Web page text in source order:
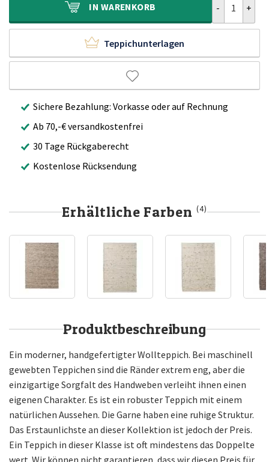
IN WARENKORB
Teppichunterlagen
Sichere Bezahlung: Vorkasse oder auf Rechnung
Ab 70,-€ versandkostenfrei
30 Tage Rückgaberecht
Kostenlose Rücksendung
Erhältliche Farben(4)
Produktbeschreibung
Ein moderner, handgefertigter Wollteppich. Bei maschinell
gewebten Teppichen sind die Ränder extrem eng, aber die
einzigartige Sorgfalt des Handweben verleiht ihnen einen
eigenen Charakter. Es ist ein robuster Teppich mit einem
natürlichen Aussehen. Die Garne haben eine ruhige Struktur.
Das Erstaunlichste an dieser Kollektion ist jedoch der Preis.
Ein Teppich in dieser Klasse ist oft mindestens das Doppelte